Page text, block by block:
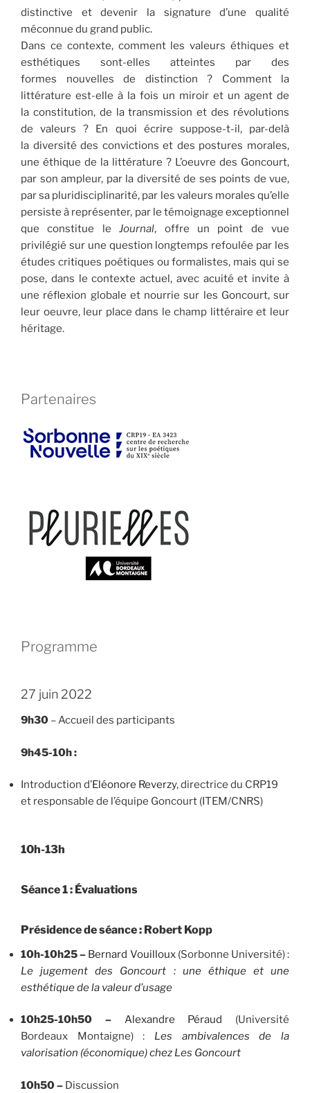
distinctive et devenir la signature d’une qualité
méconnue du grand public.
Dans ce contexte, comment les valeurs éthiques et
esthétiques sont-elles atteintes par des
formes nouvelles de distinction ? Comment la
littérature est-elle à la fois un miroir et un agent de
la constitution, de la transmission et des révolutions
de valeurs ? En quoi écrire suppose-t-il, par-delà
la diversité des convictions et des postures morales,
une éthique de la littérature ? L’oeuvre des Goncourt,
par son ampleur, par la diversité de ses points de vue,
par sa pluridisciplinarité, par les valeurs morales qu’elle
persiste à représenter, par le témoignage exceptionnel
que constitue leJournal, offre un point de vue
privilégié sur une question longtemps refoulée par les
études critiques poétiques ou formalistes, mais qui se
pose, dans le contexte actuel, avec acuité et invite à
une réflexion globale et nourrie sur les Goncourt, sur
leur oeuvre, leur place dans le champ littéraire et leur
héritage.
Partenaires
Programme
27 juin 2022
9h30 – Accueil des participants
9h45-10h :
Introduction d’Eléonore Reverzy, directrice du CRP19
et responsable de l’équipe Goncourt (ITEM/CNRS)
10h-13h
Séance 1 : Évaluations
Présidence de séance : Robert Kopp
10h-10h25 – Bernard Vouilloux(Sorbonne Université) :
Le jugement des Goncourt : une éthique et une
esthétique de la valeur d’usage
10h25-10h50 – Alexandre Péraud (Université
Bordeaux Montaigne) : Les ambivalences de la
valorisation (économique) chez Les Goncourt
10h50 – Discussion